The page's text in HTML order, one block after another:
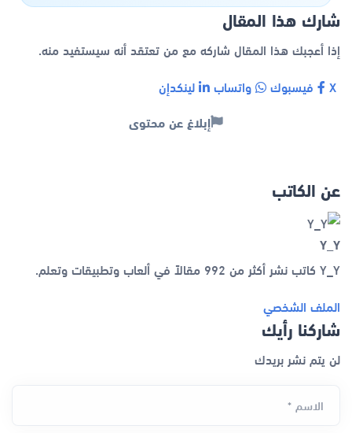
شارك هذا المقال
إذا أعجبك هذا المقال شاركه مع من تعتقد أنه سيستفيد منه.
فيسبوك واتساب لينكدإن
إبلاغ عن محتوى
عن الكاتب
Y_Y
Y_Y كاتب نشر أكثر من 992 مقالاً في ألعاب وتطبيقات وتعلم.
الملف الشخصي
شاركنا رأيك
لن يتم نشر بريدك
الاسم *